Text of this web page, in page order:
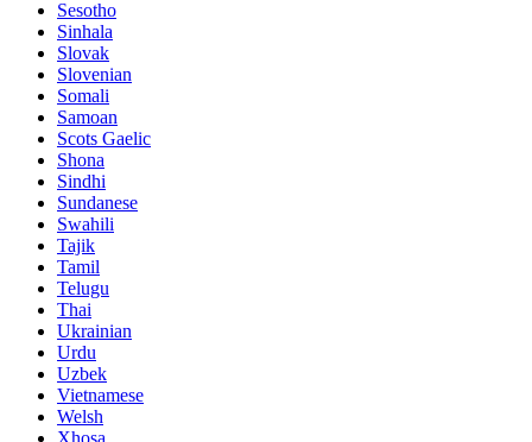
Sesotho
Sinhala
Slovak
Slovenian
Somali
Samoan
Scots Gaelic
Shona
Sindhi
Sundanese
Swahili
Tajik
Tamil
Telugu
Thai
Ukrainian
Urdu
Uzbek
Vietnamese
Welsh
Xhosa